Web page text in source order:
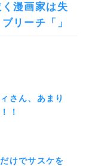
漫画家は失
リーチ「」
さん、あまり
！
けでサスケを